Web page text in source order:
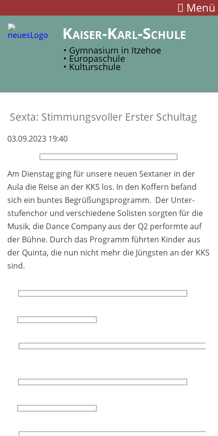
Menü
Kaiser-Karl-Schule
• Gymnasium in Itzehoe
• Europaschule
• Kulturschule
Sexta: Stimmungsvoller Erster Schultag
03.09.2023 19:40
Am Dienstag ging für un­sere neuen Sex­taner in der
Aula die Rei­se an der KKS los. In den Kof­fern befand
sich ein bun­tes Be­grüßungs­pro­gramm. Der Un­ter­
stufen­chor und ver­schiedene So­listen sorgten für die
Musik, die Dance Com­pany aus der Q2 per­formte auf
der Bühne. Durch das Pro­gramm führ­ten Kin­der aus
der Quinta, die nun nicht mehr die Jüngs­ten an der KKS
sind.